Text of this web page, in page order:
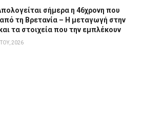
σήμερα η 46χρονη που
τη Βρετανία – Η μεταγωγή στην
τα στοιχεία που την εμπλέκουν
2026